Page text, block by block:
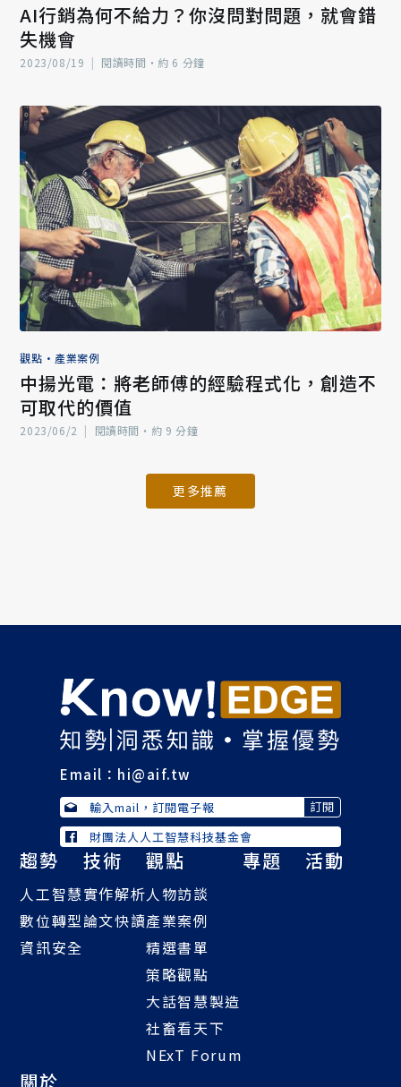
AI行銷為何不給力？你沒問對問題，就會錯
失機會
2023/08/19 | 閱讀時間‧約 6 分鐘
觀點 • 產業案例
中揚光電：將老師傅的經驗程式化，創造不
可取代的價值
2023/06/2 | 閱讀時間‧約 9 分鐘
更多推薦
Email： hi@aif.tw
財團法人人工智慧科技基金會
趨勢
人工智慧
數位轉型
資訊安全
技術
實作解析
論文快讀
觀點
人物訪談
產業案例
精選書單
策略觀點
大話智慧製造
社畜看天下
NExT Forum
專題 活動
關於